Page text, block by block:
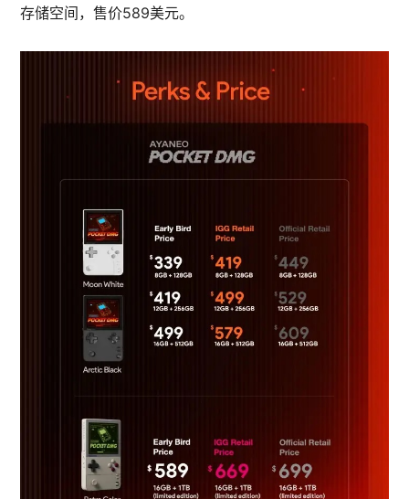
存储空间，售价589美元。